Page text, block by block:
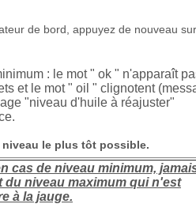
de bord, appuyez de nouveau
: le mot " ok " n'apparaît
et le mot " oil " clignotent
"niveau d'huile à réajuster"
le plus tôt possible.
cas de niveau minimum,
du niveau maximum qui n'est
à la jauge.